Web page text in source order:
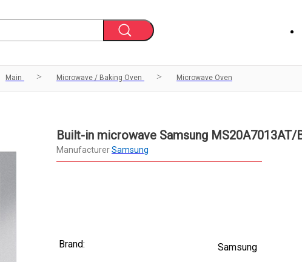
Main Microwave / Baking Oven Microwave Oven
Built-in microwave Samsung MS20A7013AT/
ManufacturerSamsung
Brand: Samsung